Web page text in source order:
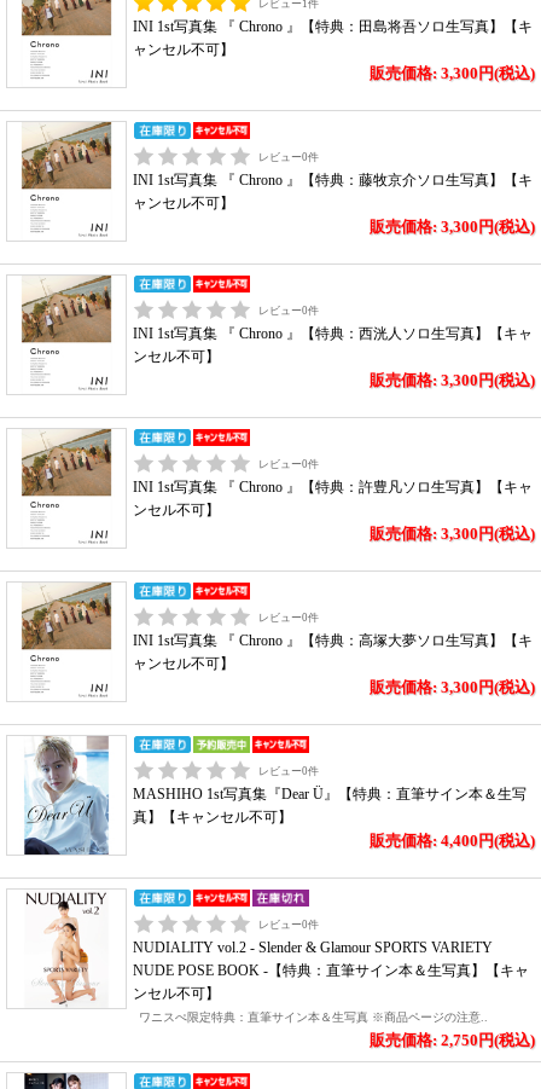
レビュー1件
INI 1st写真集 『 Chrono 』【特典：田島将吾ソロ生写真】【キ
ャンセル不可】
販売価格: 3,300円(税込)
レビュー0件
INI 1st写真集 『 Chrono 』【特典：藤牧京介ソロ生写真】【キ
ャンセル不可】
販売価格: 3,300円(税込)
レビュー0件
INI 1st写真集 『 Chrono 』【特典：西洸人ソロ生写真】【キャ
ンセル不可】
販売価格: 3,300円(税込)
レビュー0件
INI 1st写真集 『 Chrono 』【特典：許豊凡ソロ生写真】【キャ
ンセル不可】
販売価格: 3,300円(税込)
レビュー0件
INI 1st写真集 『 Chrono 』【特典：高塚大夢ソロ生写真】【キ
ャンセル不可】
販売価格: 3,300円(税込)
レビュー0件
MASHIHO 1st写真集『Dear Ü』【特典：直筆サイン本＆生写
真】【キャンセル不可】
販売価格: 4,400円(税込)
レビュー0件
NUDIALITY vol.2 - Slender & Glamour SPORTS VARIETY
NUDE POSE BOOK -【特典：直筆サイン本＆生写真】【キャ
ンセル不可】
ワニスぺ限定特典：直筆サイン本＆生写真 ※商品ページの注意..
販売価格: 2,750円(税込)